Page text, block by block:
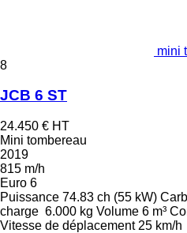
mini
8
JCB 6 ST
24.450 € HT
Mini tombereau
2019
815 m/h
Euro 6
Puissance 74.83 ch (55 kW)
charge 6.000 kg Volume 6 m³
Vitesse de déplacement 25 km/h